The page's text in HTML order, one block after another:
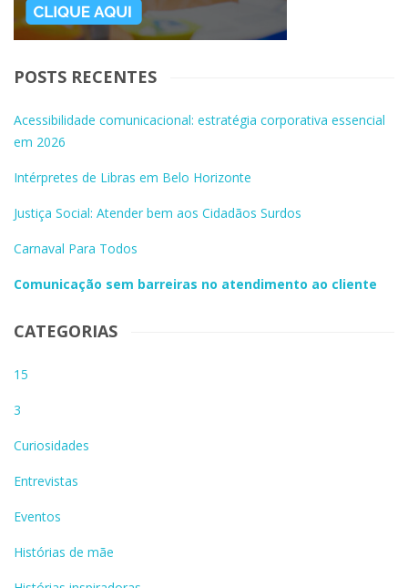
POSTS RECENTES
Acessibilidade comunicacional: estratégia corporativa essencial
em 2026
Intérpretes de Libras em Belo Horizonte
Justiça Social: Atender bem aos Cidadãos Surdos
Carnaval Para Todos
Comunicação sem barreiras no atendimento ao cliente
CATEGORIAS
15
3
Curiosidades
Entrevistas
Eventos
Histórias de mãe